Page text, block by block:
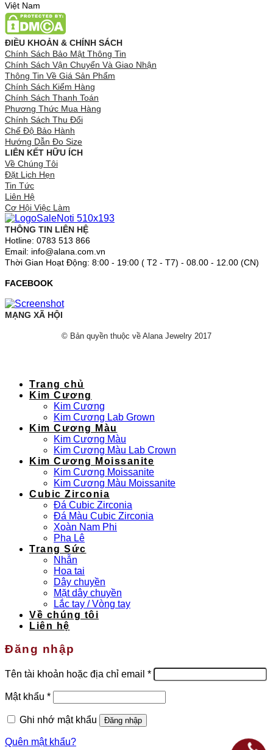
Việt Nam
ĐIỀU KHOẢN & CHÍNH SÁCH
Chính Sách Bảo Mật Thông Tin
Chính Sách Vận Chuyển Và Giao Nhận
Thông Tin Về Giá Sản Phẩm
Chính Sách Kiểm Hàng
Chính Sách Thanh Toán
Phương Thức Mua Hàng
Chính Sách Thu Đổi
Chế Độ Bảo Hành
Hướng Dẫn Đo Size
LIÊN KẾT HỮU ÍCH
Về Chúng Tôi
Đặt Lịch Hẹn
Tin Tức
Liên Hệ
Cơ Hội Việc Làm
THÔNG TIN LIÊN HỆ
Hotline: 0783 513 866
Email: info@alana.com.vn
Thời Gian Hoạt Động: 8:00 - 19:00 ( T2 - T7) - 08.00 - 12.00 (CN)
FACEBOOK
MẠNG XÃ HỘI
© Bản quyền thuộc về Alana Jewelry 2017
Trang chủ
Kim Cương
Kim Cương
Kim Cương Lab Grown
Kim Cương Màu
Kim Cương Màu
Kim Cương Màu Lab Crown
Kim Cương Moissanite
Kim Cương Moissanite
Kim Cương Màu Moissanite
Cubic Zirconia
Đá Cubic Zirconia
Đá Màu Cubic Zirconia
Xoàn Nam Phi
Pha Lê
Trang Sức
Nhẫn
Hoa tai
Dây chuyền
Mặt dây chuyền
Lắc tay / Vòng tay
Về chúng tôi
Liên hệ
Đăng nhập
Tên tài khoản hoặc địa chỉ email *Bắt
buộc
Mật khẩu *Bắt
buộc
Ghi nhớ mật khẩu
Đăng nhập
Quên mật khẩu?